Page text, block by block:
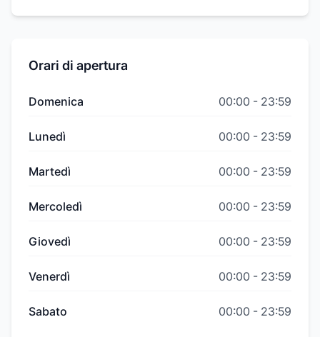
Orari di apertura
Domenica 00:00 - 23:59
Lunedì 00:00 - 23:59
Martedì 00:00 - 23:59
Mercoledì 00:00 - 23:59
Giovedì 00:00 - 23:59
Venerdì 00:00 - 23:59
Sabato 00:00 - 23:59